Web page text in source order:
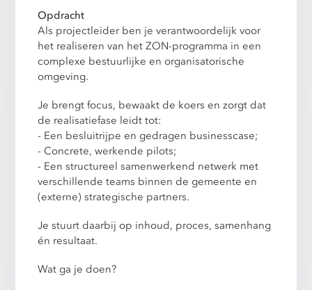
Opdracht
Als projectleider ben je verantwoordelijk voor
het realiseren van het ZON-programma in een
complexe bestuurlijke en organisatorische
omgeving.
Je brengt focus, bewaakt de koers en zorgt dat
de realisatiefase leidt tot:
- Een besluitrijpe en gedragen businesscase;
- Concrete, werkende pilots;
- Een structureel samenwerkend netwerk met
verschillende teams binnen de gemeente en
(externe) strategische partners.
Je stuurt daarbij op inhoud, proces, samenhang
én resultaat.
Wat ga je doen?